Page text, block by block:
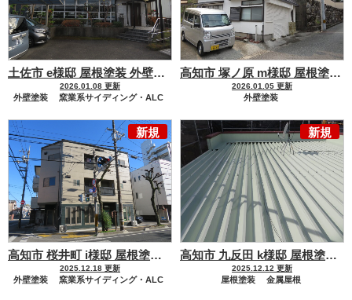
土佐市 e様邸 屋根塗装 外壁塗装工事 ご家族の方からのご縁で
2026.01.08 更新
外壁塗装
窯業系サイディング・ALC
高知市 塚ノ原 m様邸 屋根塗装 外壁塗装工事
2026.01.05 更新
外壁塗装
金属サイディング
屋根塗装
化粧スレート
金属屋根
新規
高知市 桜井町 i様邸 屋根塗装 外壁塗装工事 重厚感と高級感を
2025.12.18 更新
外壁塗装
窯業系サイディング・ALC
新規
高知市 九反田 k様邸 屋根塗装工事
2025.12.12 更新
屋根塗装 金属屋根